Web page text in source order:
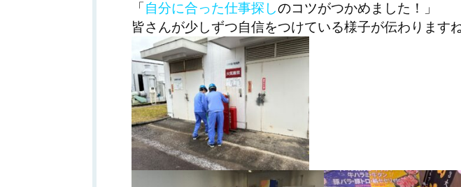
「 自分に合った仕事探しのコツがつかめました！」
皆さんが少しずつ自信をつけている様子が伝わります